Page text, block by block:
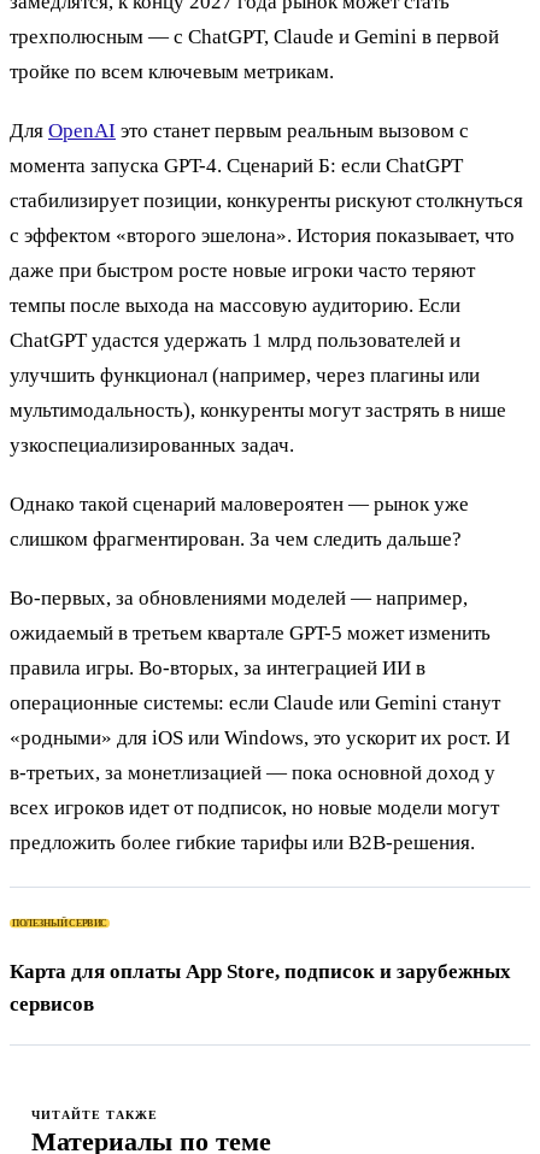
трехполюсным — с ChatGPT, Claude и Gemini в первой
тройке по всем ключевым метрикам.
Для OpenAI это станет первым реальным вызовом с
момента запуска GPT-4. Сценарий Б: если ChatGPT
стабилизирует позиции, конкуренты рискуют столкнуться
с эффектом «второго эшелона». История показывает, что
даже при быстром росте новые игроки часто теряют
темпы после выхода на массовую аудиторию. Если
ChatGPT удастся удержать 1 млрд пользователей и
улучшить функционал (например, через плагины или
мультимодальность), конкуренты могут застрять в нише
узкоспециализированных задач.
Однако такой сценарий маловероятен — рынок уже
слишком фрагментирован. За чем следить дальше?
Во-первых, за обновлениями моделей — например,
ожидаемый в третьем квартале GPT-5 может изменить
правила игры. Во-вторых, за интеграцией ИИ в
операционные системы: если Claude или Gemini станут
«родными» для iOS или Windows, это ускорит их рост. И
в-третьих, за монетлизацией — пока основной доход у
всех игроков идет от подписок, но новые модели могут
предложить более гибкие тарифы или B2B-решения.
ПОЛЕЗНЫЙ СЕРВИС
Карта для оплаты App Store, подписок и зарубежных
сервисов
ЧИТАЙТЕ ТАКЖЕ
Материалы по теме